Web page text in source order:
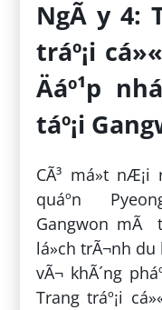
NgÃ y 4:
tráº¡i
Äáº¹p
táº¡i
CÃ³ má»t nÆ¡i
quáº­n
Gangwon mÃ
lá»ch trÃ¬nh du
vÃ¬ khÃ´ng
Trang tráº¡i